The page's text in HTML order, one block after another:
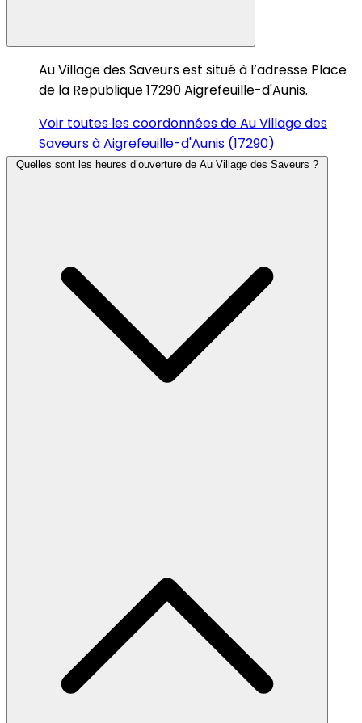
Au Village des Saveurs est situé à l’adresse Place
de la Republique 17290 Aigrefeuille-d'Aunis.
Voir toutes les coordonnées de Au Village des
Saveurs à Aigrefeuille-d'Aunis (17290)
Quelles sont les heures d’ouverture de Au Village des Saveurs ?